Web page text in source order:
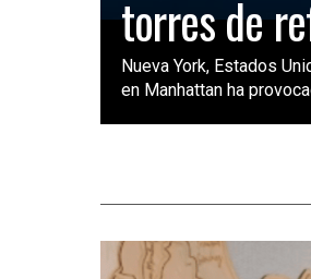
torres de
Nueva York, Estados
en Manhattan ha